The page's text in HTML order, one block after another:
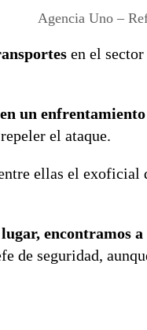
Agencia Uno –
en el sector
un enfrentamiento
el ataque.
ellas el exoficial
encontramos a
de seguridad,